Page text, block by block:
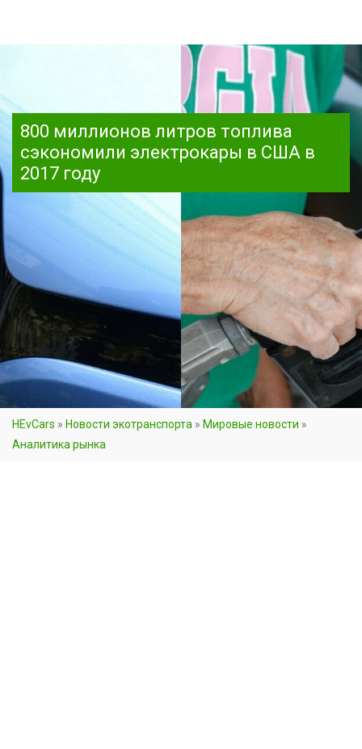
800 миллионов литров топлива
сэкономили электрокары в США в
2017 году
HEvCars » Новости экотранспорта » Мировые новости »
Аналитика рынка